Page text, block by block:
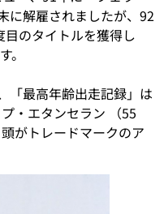
に解雇されましたが、92
のタイトルを獲得し
。
「最高年齢出走記録」は
・エタンセラン （55
がトレードマークのア